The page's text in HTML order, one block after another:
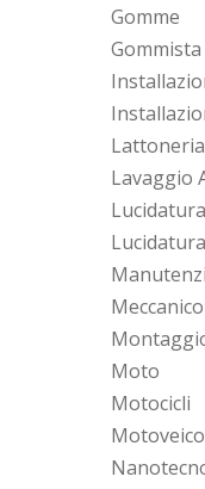
Gomme
Gommista
Lavaggio
Meccanico
Moto
Motocicli